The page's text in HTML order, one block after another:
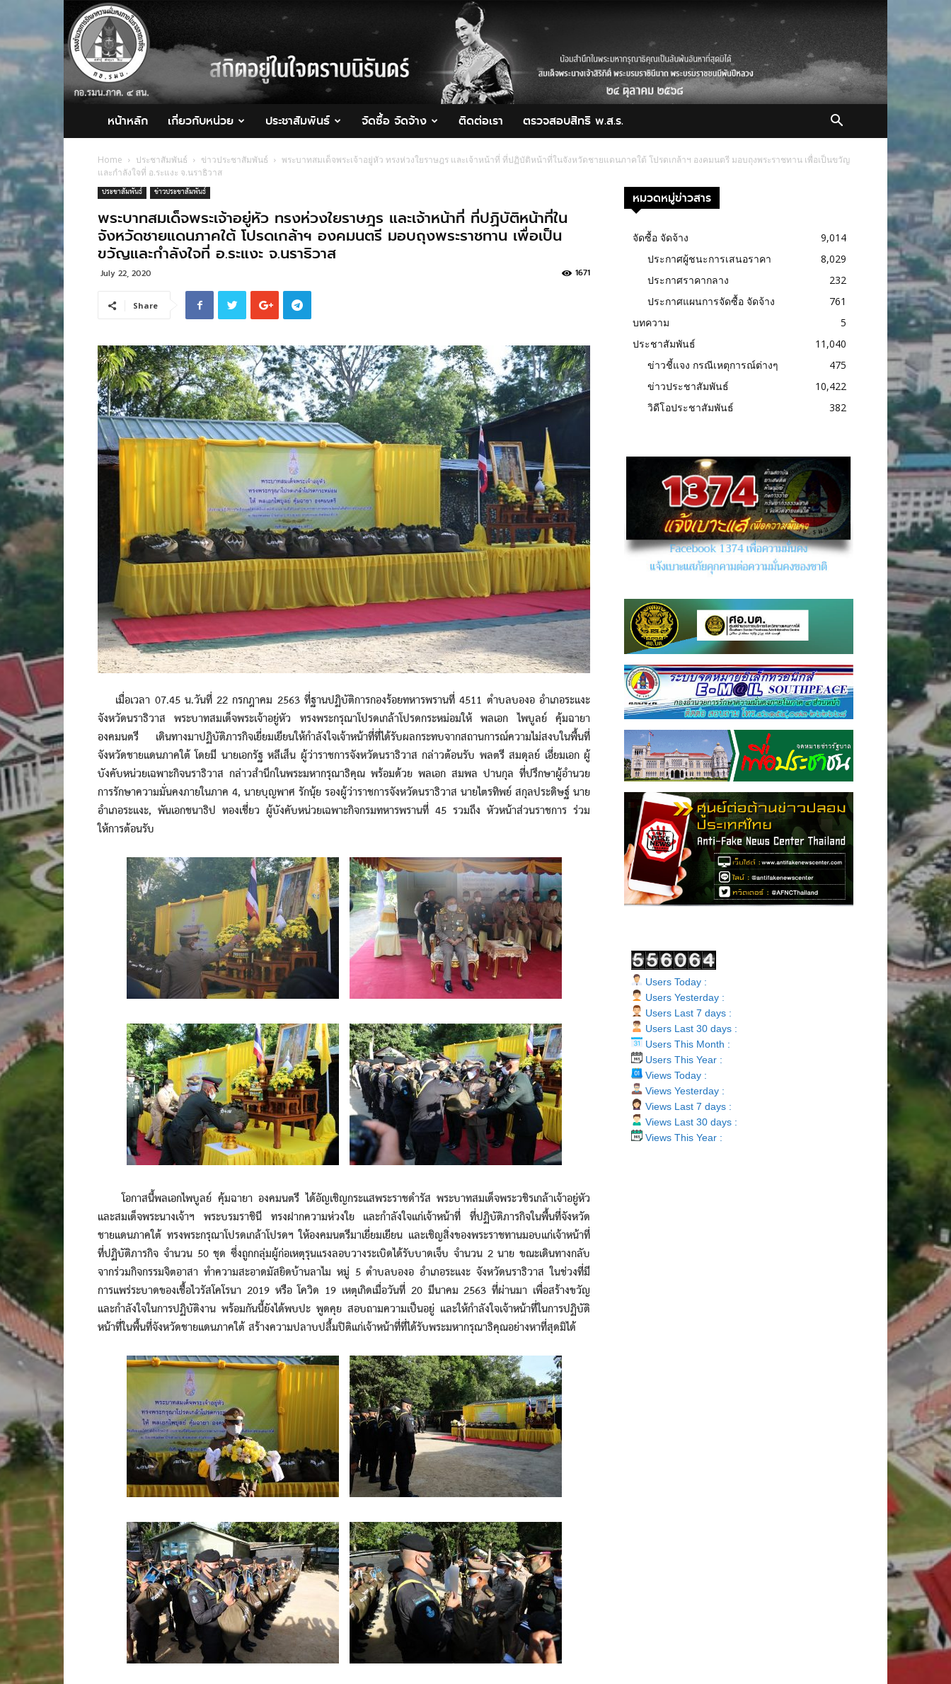
กอ.รมน.ภาค
4
สน.
หน้าหลัก เกี่ยวกับหน่วย ประชาสัมพันธ์ จัดซื้อ จัดจ้าง ติดต่อเรา ตรวจสอบสิทธิ พ.ส.ร.
Home ประชาสัมพันธ์ ข่าวประชาสัมพันธ์
พระบาทสมเด็จพระเจ้าอยู่หัว ทรงห่วงใยราษฎร และเจ้าหน้าที่ ที่ปฏิบัติหน้าที่ในจังหวัดชายแดนภาคใต้ โปรดเกล้าฯ องคมนตรี มอบถุงพระราชทาน เพื่อเป็นขวัญ
และกำลังใจที่ อ.ระแงะ จ.นราธิวาส
ประชาสัมพันธ์ ข่าวประชาสัมพันธ์
พระบาทสมเด็จพระเจ้าอยู่หัว ทรงห่วงใยราษฎร และเจ้าหน้าที่ ที่ปฏิบัติหน้าที่ใน
จังหวัดชายแดนภาคใต้ โปรดเกล้าฯ องคมนตรี มอบถุงพระราชทาน เพื่อเป็น
ขวัญและกำลังใจที่ อ.ระแงะ จ.นราธิวาส
July 22, 2020 1671
Share
เมื่อเวลา 07.45 น.วันที่ 22 กรกฎาคม 2563 ที่ฐานปฏิบัติการกองร้อยทหารพรานที่ 4511 ตำบลบองอ อำเภอระแงะ
จังหวัดนราธิวาส พระบาทสมเด็จพระเจ้าอยู่หัว ทรงพระกรุณาโปรดเกล้าโปรดกระหม่อมให้ พลเอก ไพบูลย์ คุ้มฉายา
องคมนตรี เดินทางมาปฏิบัติภารกิจเยี่ยมเยียนให้กำลังใจเจ้าหน้าที่ที่ได้รับผลกระทบจากสถานการณ์ความไม่สงบในพื้นที่
จังหวัดชายแดนภาคใต้ โดยมี นายเอกรัฐ หลีเส็น ผู้ว่าราชการจังหวัดนราธิวาส กล่าวต้อนรับ พลตรี สมดุลย์ เอี่ยมเอก ผู้
บังคับหน่วยเฉพาะกิจนราธิวาส กล่าวสำนึกในพระมหากรุณาธิคุณ พร้อมด้วย พลเอก สมพล ปานกุล ที่ปรึกษาผู้อำนวย
การรักษาความมั่นคงภายในภาค 4, นายบุญพาศ รักนุ้ย รองผู้ว่าราชการจังหวัดนราธิวาส นายไตรทิพย์ สกุลประดิษฐ์ นาย
อำเภอระแงะ, พันเอกชนาธิป ทองเชี่ยว ผู้บังคับหน่วยเฉพาะกิจกรมทหารพรานที่ 45 รวมถึง หัวหน้าส่วนราชการ ร่วม
ให้การต้อนรับ
โอกาสนี้พลเอกไพบูลย์ คุ้มฉายา องคมนตรี ได้อัญเชิญกระแสพระราชดำรัส พระบาทสมเด็จพระวชิรเกล้าเจ้าอยู่หัว
และสมเด็จพระนางเจ้าฯ พระบรมราชินี ทรงฝากความห่วงใย และกำลังใจแก่เจ้าหน้าที่ ที่ปฏิบัติภารกิจในพื้นที่จังหวัด
ชายแดนภาคใต้ ทรงพระกรุณาโปรดเกล้าโปรดฯ ให้องคมนตรีมาเยี่ยมเยียน และเชิญสิ่งของพระราชทานมอบแก่เจ้าหน้าที่
ที่ปฏิบัติภารกิจ จำนวน 50 ชุด ซึ่งถูกกลุ่มผู้ก่อเหตุรุนแรงลอบวางระเบิดได้รับบาดเจ็บ จำนวน 2 นาย ขณะเดินทางกลับ
จากร่วมกิจกรรมจิตอาสา ทำความสะอาดมัสยิดบ้านลาไม หมู่ 5 ตำบลบองอ อำเภอระแงะ จังหวัดนราธิวาส ในช่วงที่มี
การแพร่ระบาดของเชื้อไวรัสโคโรนา 2019 หรือ โควิด 19 เหตุเกิดเมื่อวันที่ 20 มีนาคม 2563 ที่ผ่านมา เพื่อสร้างขวัญ
และกำลังใจในการปฏิบัติงาน พร้อมกันนี้ยังได้พบปะ พูดคุย สอบถามความเป็นอยู่ และให้กำลังใจเจ้าหน้าที่ในการปฏิบัติ
หน้าที่ในพื้นที่จังหวัดชายแดนภาคใต้ สร้างความปลาบปลื้มปิติแก่เจ้าหน้าที่ที่ได้รับพระมหากรุณาธิคุณอย่างหาที่สุดมิได้
หมวดหมู่ข่าวสาร
จัดซื้อ จัดจ้าง
9,014
ประกาศผู้ชนะการเสนอราคา
8,029
ประกาศราคากลาง
232
ประกาศแผนการจัดซื้อ จัดจ้าง
761
บทความ
5
ประชาสัมพันธ์
11,040
ข่าวชี้แจง กรณีเหตุการณ์ต่างๆ
475
ข่าวประชาสัมพันธ์
10,422
วิดีโอประชาสัมพันธ์
382
Users Today :
Users Yesterday :
Users Last 7 days :
Users Last 30 days :
Users This Month :
Users This Year :
Views Today :
Views Yesterday :
Views Last 7 days :
Views Last 30 days :
Views This Year :